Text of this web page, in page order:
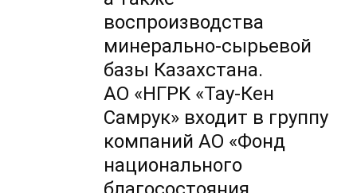
воспроизводства
минерально-сырьевой
базы Казахстана.
АО «НГРК «Тау-Кен
Самрук» входит в группу
компаний АО «Фонд
национального